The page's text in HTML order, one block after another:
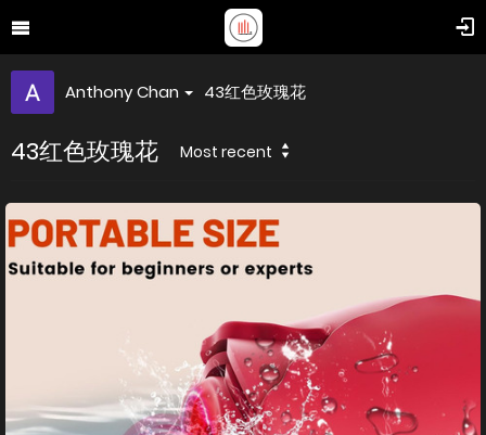
Anthony Chan 43红色玫瑰花
43红色玫瑰花 Most recent